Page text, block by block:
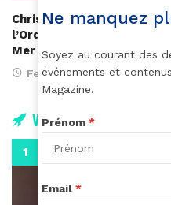
Christine Kelly : promut au
l’Ordre national du
Mer
February 25, 2022
Vidéos
Ne manquez
Soyez au courant des
événements et
Magazine.
Prénom *
Email *